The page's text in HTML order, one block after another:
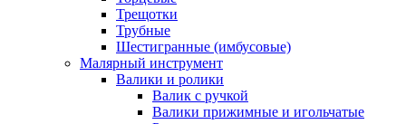
Трещотки
Трубные
Шестигранные (имбусовые)
Малярный инструмент
Валики и ролики
Валик с ручкой
Валики прижимные и игольчатые